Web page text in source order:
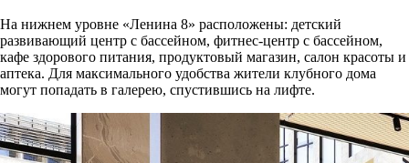
На нижнем уровне «Ленина 8» расположены: детский
развивающий центр с бассейном, фитнес-центр с бассейном,
кафе здорового питания, продуктовый магазин, салон красоты и
аптека. Для максимального удобства жители клубного дома
могут попадать в галерею, спустившись на лифте.